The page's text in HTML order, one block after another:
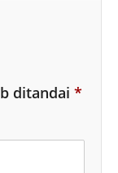
ditandai *